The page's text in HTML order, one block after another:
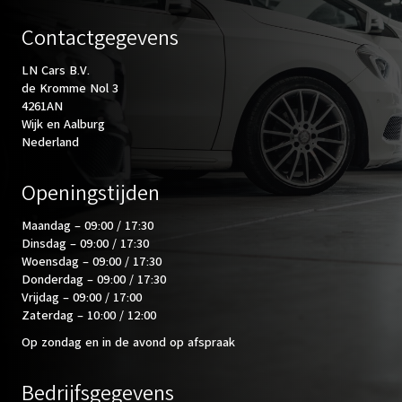
Contactgegevens
LN Cars B.V.
de Kromme Nol 3
4261AN
Wijk en Aalburg
Nederland
Openingstijden
Maandag – 09:00 / 17:30
Dinsdag – 09:00 / 17:30
Woensdag – 09:00 / 17:30
Donderdag – 09:00 / 17:30
Vrijdag – 09:00 / 17:00
Zaterdag – 10:00 / 12:00
Op zondag en in de avond op afspraak
Bedrijfsgegevens